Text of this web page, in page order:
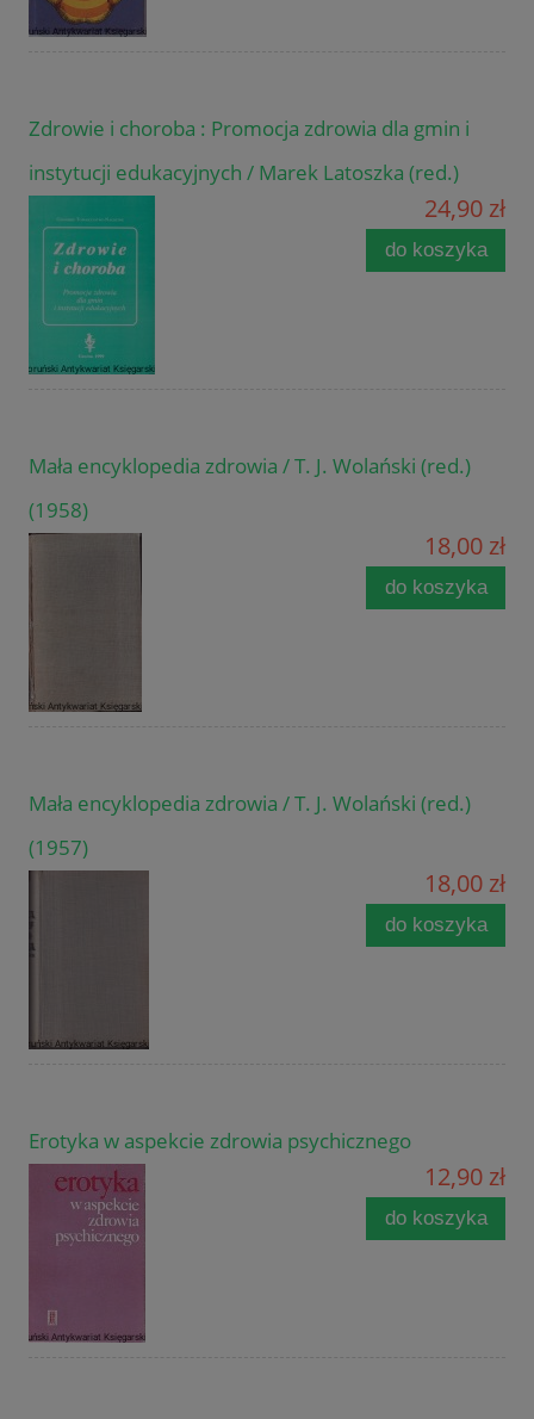
Zdrowie i choroba : Promocja zdrowia dla gmin i
instytucji edukacyjnych / Marek Latoszka (red.)
24,90 zł
do koszyka
Mała encyklopedia zdrowia / T. J. Wolański (red.)
(1958)
18,00 zł
do koszyka
Mała encyklopedia zdrowia / T. J. Wolański (red.)
(1957)
18,00 zł
do koszyka
Erotyka w aspekcie zdrowia psychicznego
12,90 zł
do koszyka